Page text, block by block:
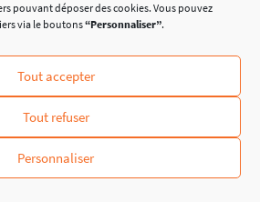
pouvant déposer des cookies. Vous pouvez
via le boutons“Personnaliser”.
Tout accepter
Tout refuser
Personnaliser
construction